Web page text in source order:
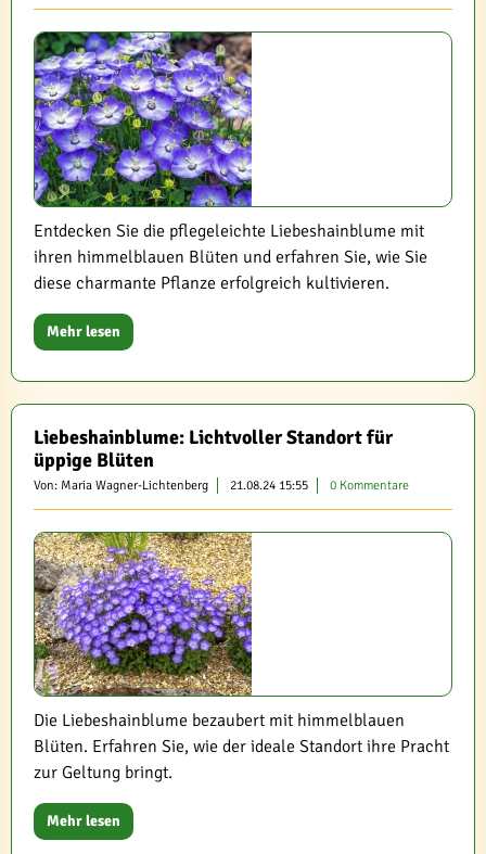
Entdecken Sie die pflegeleichte Liebeshainblume mit
ihren himmelblauen Blüten und erfahren Sie, wie Sie
diese charmante Pflanze erfolgreich kultivieren.
Mehr lesen
Liebeshainblume: Lichtvoller Standort für
üppige Blüten
Von: Maria Wagner-Lichtenberg 21.08.24 15:55 0 Kommentare
Die Liebeshainblume bezaubert mit himmelblauen
Blüten. Erfahren Sie, wie der ideale Standort ihre Pracht
zur Geltung bringt.
Mehr lesen